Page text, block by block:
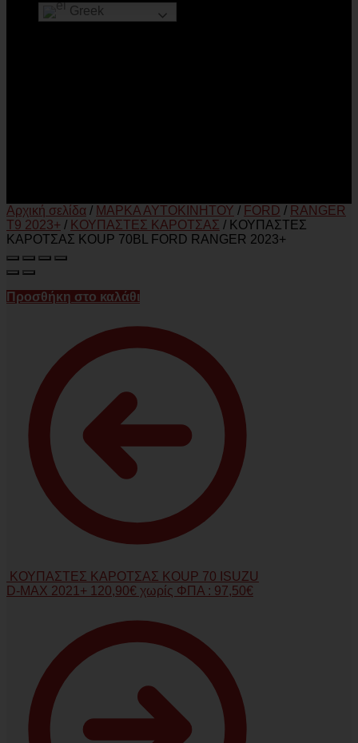
Greek
Αρχική σελίδα / ΜΑΡΚΑ ΑΥΤΟΚΙΝΗΤΟΥ / FORD / RANGER
T9 2023+ / ΚΟΥΠΑΣΤΕΣ ΚΑΡΟΤΣΑΣ / ΚΟΥΠΑΣΤΕΣ
ΚΑΡΟΤΣΑΣ KOUP 70BL FORD RANGER 2023+
Προσθήκη στο καλάθι
ΚΟΥΠΑΣΤΕΣ ΚΑΡΟΤΣΑΣ KOUP 70 ISUZU
D-MAX 2021+ 120,90€ χωρίς ΦΠΑ : 97,50€